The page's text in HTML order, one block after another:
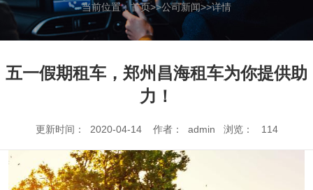
当前位置：首页>>公司新闻>>详情
五一假期租车，郑州昌海租车为你提供助
力！
更新时间： 2020-04-14 作者： admin 浏览： 114